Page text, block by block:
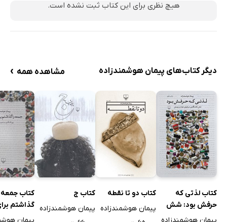
هیچ نظری برای این کتاب ثبت نشده است.
دیگر کتاب‌های پیمان هوشمندزاده مشاهده همه ›
کتاب لذتی که
حرفش بود: شش
تک نگاری درباره‌ی
کتاب دو تا نقطه
پیمان هوشمندزاده
کتاب ج
پیمان هوشمندزاده
کتاب جمعه
گذاشتم
خودکشی